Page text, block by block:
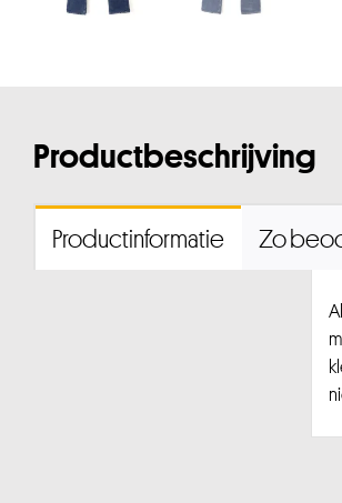
Productbeschrijving
Productinformatie Zo